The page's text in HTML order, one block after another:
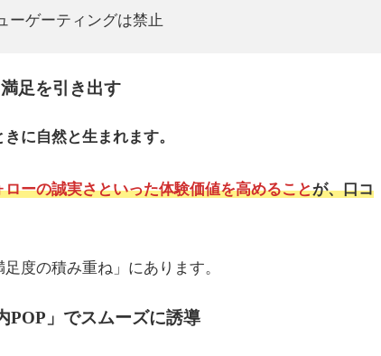
ーゲーティングは禁止
足を引き出す
に自然と生まれます。
ーの誠実さといった体験価値を高めることが、口コ
度の積み重ね」にあります。
POP」でスムーズに誘導